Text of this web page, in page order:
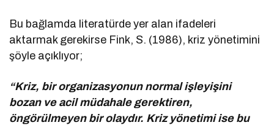
Bu bağlamda literatürde yer alan ifadeleri
aktarmak gerekirse Fink, S. (1986), kriz yönetimini
şöyle açıklıyor;
“Kriz, bir organizasyonun normal işleyişini
bozan ve acil müdahale gerektiren,
öngörülmeyen bir olaydır. Kriz yönetimi ise bu